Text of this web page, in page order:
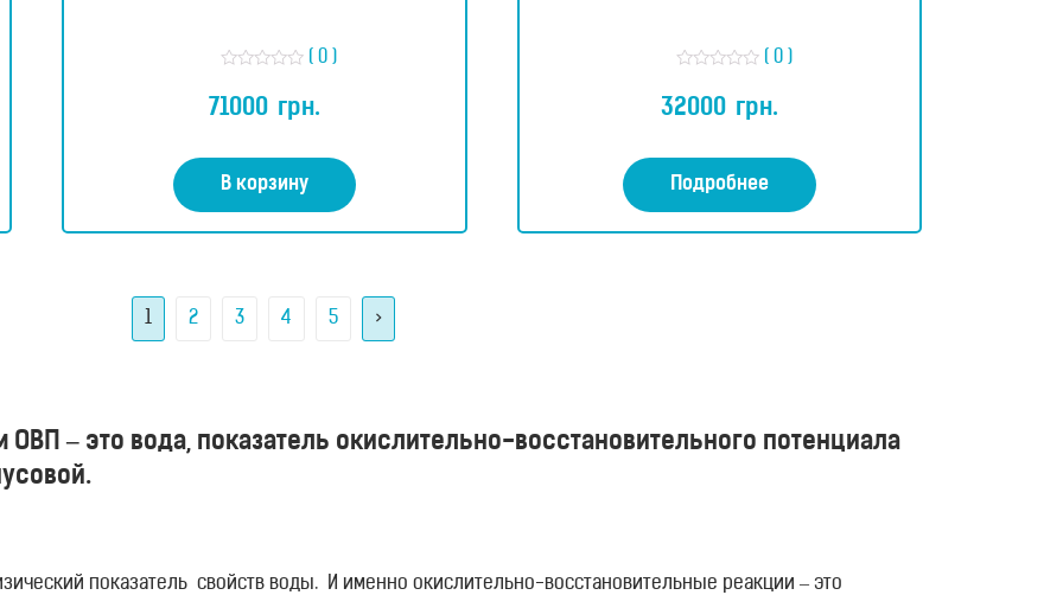
ц
е
а
0
и
( 0 )
71000 грн.
В корзину
ц
е
а
0
и
( 0 )
32000 грн.
Подробнее
1 2 3 4 5 >
– это вода, показатель окислительно-восстановительного потенциала
показатель свойств воды. И именно окислительно-восстановительные реакции – это